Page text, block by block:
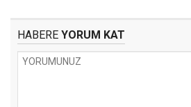
HABERE YORUM KAT